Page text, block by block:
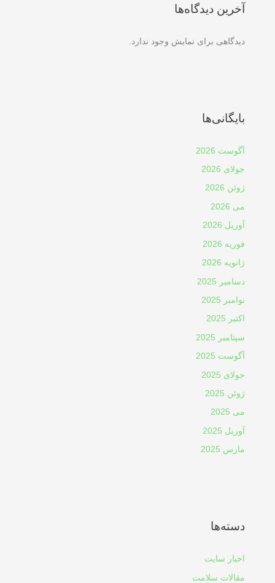
آخرین دیدگاه‌ها
دیدگاهی برای نمایش وجود ندارد.
بایگانی‌ها
آگوست 2026
جولای 2026
ژوئن 2026
می 2026
آوریل 2026
فوریه 2026
ژانویه 2026
دسامبر 2025
نوامبر 2025
اکتبر 2025
سپتامبر 2025
آگوست 2025
جولای 2025
ژوئن 2025
می 2025
آوریل 2025
مارس 2025
دسته‌ها
اخبار سایت
مقالات سلامت